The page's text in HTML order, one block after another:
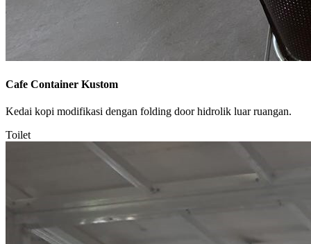
Cafe Container Kustom
Kedai kopi modifikasi dengan folding door hidrolik luar ruangan.
Toilet